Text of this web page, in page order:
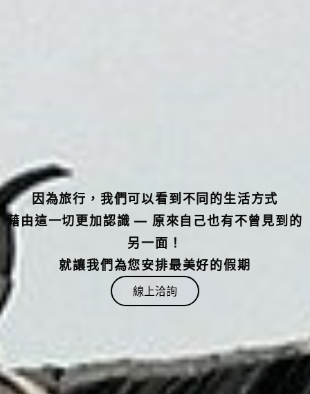
因為旅行，我們可以看到不同的生活方式
藉由這一切更加認識 — 原來自己也有不曾見到的
另一面！
就讓我們為您安排最美好的假期
線上洽詢